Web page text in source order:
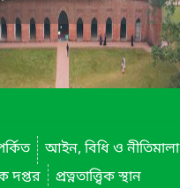
আইন, বিধি ও নীতিমালা
দপ্তর
প্রত্নতাত্ত্বিক স্থান